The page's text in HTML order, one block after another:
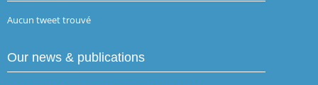
Aucun tweet trouvé
Our news & publications